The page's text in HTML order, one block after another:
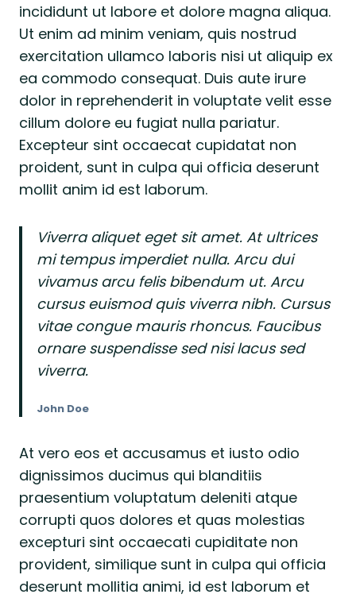
incididunt ut labore et dolore magna aliqua.
Ut enim ad minim veniam, quis nostrud
exercitation ullamco laboris nisi ut aliquip ex
ea commodo consequat. Duis aute irure
dolor in reprehenderit in voluptate velit esse
cillum dolore eu fugiat nulla pariatur.
Excepteur sint occaecat cupidatat non
proident, sunt in culpa qui officia deserunt
mollit anim id est laborum.
Viverra aliquet eget sit amet. At ultrices
mi tempus imperdiet nulla. Arcu dui
vivamus arcu felis bibendum ut. Arcu
cursus euismod quis viverra nibh. Cursus
vitae congue mauris rhoncus. Faucibus
ornare suspendisse sed nisi lacus sed
viverra.
John Doe
At vero eos et accusamus et iusto odio
dignissimos ducimus qui blanditiis
praesentium voluptatum deleniti atque
corrupti quos dolores et quas molestias
excepturi sint occaecati cupiditate non
provident, similique sunt in culpa qui officia
deserunt mollitia animi, id est laborum et